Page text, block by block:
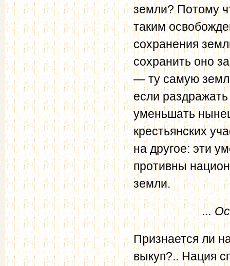
земли? Потому
таким
сохранения
сохранить оно
— ту самую
если
уменьшать
крестьянских
на другое: эти
противны
земли.
...
Признается ли
выкуп?.. Нация